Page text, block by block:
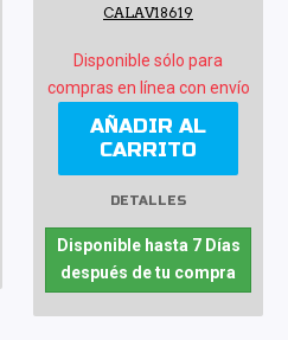
CALAV18619
Disponible sólo para
compras en línea con envío
AÑADIR AL
CARRITO
DETALLES
Disponible hasta 7 Días
después de tu compra